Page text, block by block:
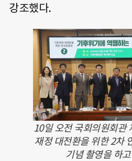
강조했다.
10일 오전 국회의원회관
재정 대전환을 위한 2차
기념 촬영을 하